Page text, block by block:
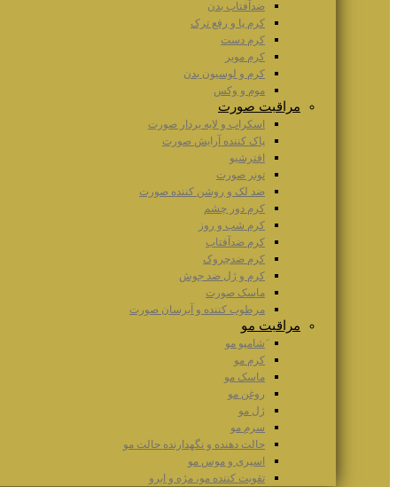
ضدآفتاب بدن
کرم پا و رفع ترک
کرم دست
کرم موبر
کرم و لوسیون بدن
موم و وکس
مراقبت صورت
اسکراب و لایه بردار صورت
پاک کننده آرایش صورت
افترشیو
تونر صورت
ضد لک و روشن کننده صورت
کرم دور چشم
کرم شب و روز
کرم ضدآفتاب
کرم ضدچروک
کرم و ژل ضد جوش
ماسک صورت
مرطوب کننده و آبرسان صورت
مراقبت مو
َشامپو مو
کرم مو
ماسک مو
روغن مو
ژل مو
سرم مو
حالت دهنده و نگهدارنده حالت مو
اسپری و موس مو
تقویت کننده مو، مژه و ابرو